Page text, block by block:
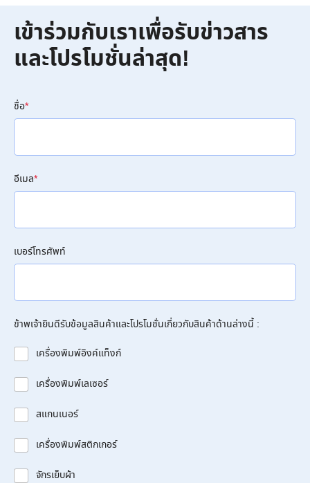
เข้าร่วมกับเราเพื่อรับข่าวสาร
และโปรโมชั่นล่าสุด!
ชื่อ*
อีเมล*
เบอร์โทรศัพท์
ข้าพเจ้ายินดีรับข้อมูลสินค้าและโปรโมชั่นเกี่ยวกับสินค้าด้านล่างนี้ :
เครื่องพิมพ์อิงค์แท็งก์
เครื่องพิมพ์เลเซอร์
สแกนเนอร์
เครื่องพิมพ์สติกเกอร์
จักรเย็บผ้า